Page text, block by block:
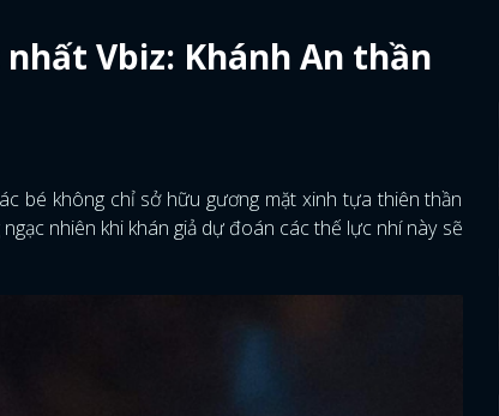
Vbiz: Khánh An thần
bé không chỉ sở hữu gương mặt xinh tựa thiên thần
nhiên khi khán giả dự đoán các thế lực nhí này sẽ